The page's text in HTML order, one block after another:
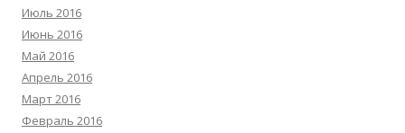
Июль 2016
Июнь 2016
Май 2016
Апрель 2016
Март 2016
Февраль 2016